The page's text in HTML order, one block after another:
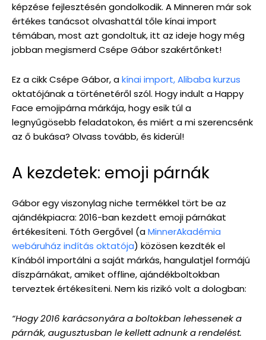
képzése fejlesztésén gondolkodik. A Minneren már sok
értékes tanácsot olvashattál tőle kínai import
témában, most azt gondoltuk, itt az ideje hogy még
jobban megismerd Csépe Gábor szakértőnket!
Ez a cikk Csépe Gábor, akínai import, Alibaba kurzus
oktatójának a történetéről szól. Hogy indult a Happy
Face emojipárna márkája, hogy esik túl a
legnyűgösebb feladatokon, és miért a mi szerencsénk
az ő bukása? Olvass tovább, és kiderül!
A kezdetek: emoji párnák
Gábor egy viszonylag niche termékkel tört be az
ajándékpiacra: 2016-ban kezdett emoji párnákat
értékesíteni. Tóth Gergővel (aMinnerAkadémia
webáruház indítás oktatója) közösen kezdték el
Kínából importálni a saját márkás, hangulatjel formájú
díszpárnákat, amiket offline, ajándékboltokban
terveztek értékesíteni. Nem kis rizikó volt a dologban:
“Hogy 2016 karácsonyára a boltokban lehessenek a
párnák, augusztusban le kellett adnunk a rendelést.